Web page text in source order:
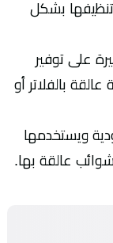
بشكل
على توفير
بالفلاتر أو
ويستخدمها
عالقة بها.